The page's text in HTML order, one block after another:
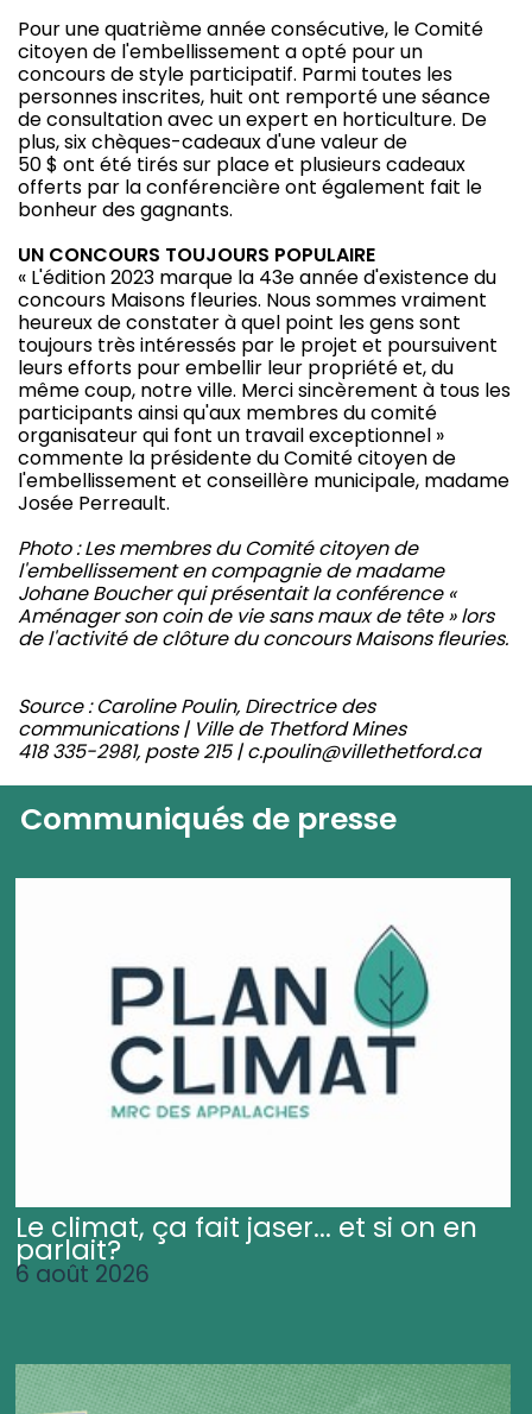
Pour une quatrième année consécutive, le Comité
citoyen de l'embellissement a opté pour un
concours de style participatif. Parmi toutes les
personnes inscrites, huit ont remporté une séance
de consultation avec un expert en horticulture. De
plus, six chèques-cadeaux d'une valeur de
50 $ ont été tirés sur place et plusieurs cadeaux
offerts par la conférencière ont également fait le
bonheur des gagnants.
UN CONCOURS TOUJOURS POPULAIRE
« L'édition 2023 marque la 43e année d'existence du
concours Maisons fleuries. Nous sommes vraiment
heureux de constater à quel point les gens sont
toujours très intéressés par le projet et poursuivent
leurs efforts pour embellir leur propriété et, du
même coup, notre ville. Merci sincèrement à tous les
participants ainsi qu'aux membres du comité
organisateur qui font un travail exceptionnel »
commente la présidente du Comité citoyen de
l'embellissement et conseillère municipale, madame
Josée Perreault.
Photo : Les membres du Comité citoyen de
l'embellissement en compagnie de madame
Johane Boucher qui présentait la conférence «
Aménager son coin de vie sans maux de tête » lors
de l'activité de clôture du concours Maisons fleuries.
Source : Caroline Poulin, Directrice des
communications | Ville de Thetford Mines
418 335-2981, poste 215 | c.poulin@villethetford.ca
Communiqués de presse
Le climat, ça fait jaser... et si on en
parlait?
6 août 2026